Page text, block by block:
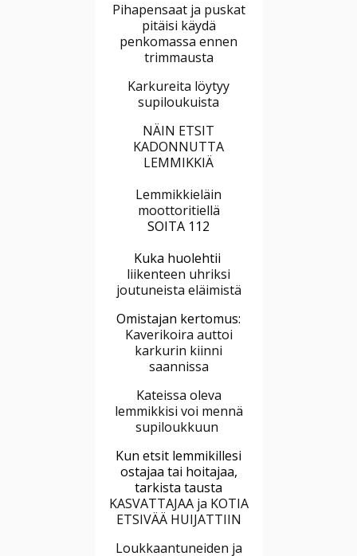
Pihapensaat ja puskat
pitäisi käydä
penkomassa ennen
trimmausta
Karkureita löytyy
supiloukuista
NÄIN ETSIT
KADONNUTTA
LEMMIKKIÄ
Lemmikkieläin
moottoritiellä
SOITA 112
Kuka huolehtii
liikenteen uhriksi
joutuneista eläimistä
Omistajan kertomus:
Kaverikoira auttoi
karkurin kiinni
saannissa
Kateissa oleva
lemmikkisi voi mennä
supiloukkuun
Kun etsit lemmikillesi
ostajaa tai hoitajaa,
tarkista tausta
KASVATTAJAA ja KOTIA
ETSIVÄÄ HUIJATTIIN
Loukkaantuneiden ja